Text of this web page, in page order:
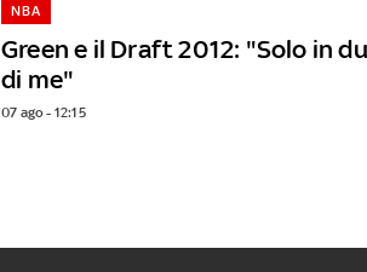
Green e il Draft 2012: "Solo in
di me"
NBA
07 ago - 12:15